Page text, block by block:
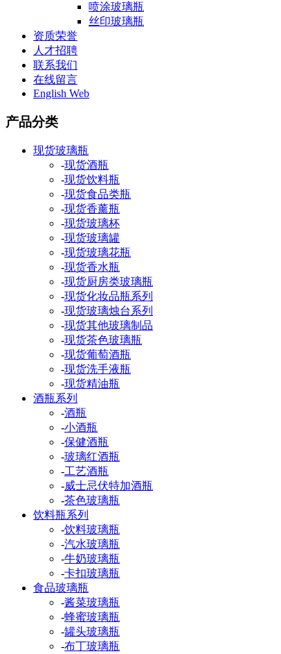
喷涂玻璃瓶
丝印玻璃瓶
资质荣誉
人才招聘
联系我们
在线留言
English Web
产品分类
现货玻璃瓶
-现货酒瓶
-现货饮料瓶
-现货食品类瓶
-现货香薰瓶
-现货玻璃杯
-现货玻璃罐
-现货玻璃花瓶
-现货香水瓶
-现货厨房类玻璃瓶
-现货化妆品瓶系列
-现货玻璃烛台系列
-现货其他玻璃制品
-现货茶色玻璃瓶
-现货葡萄酒瓶
-现货洗手液瓶
-现货精油瓶
酒瓶系列
-酒瓶
-小酒瓶
-保健酒瓶
-玻璃红酒瓶
-工艺酒瓶
-威士忌伏特加酒瓶
-茶色玻璃瓶
饮料瓶系列
-饮料玻璃瓶
-汽水玻璃瓶
-牛奶玻璃瓶
-卡扣玻璃瓶
食品玻璃瓶
-酱菜玻璃瓶
-蜂蜜玻璃瓶
-罐头玻璃瓶
-布丁玻璃瓶